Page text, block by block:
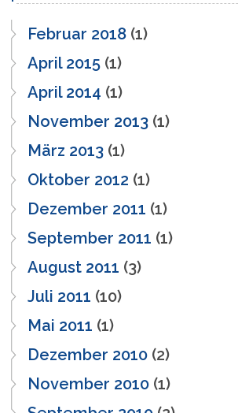
Februar 2018 (1)
April 2015 (1)
April 2014 (1)
November 2013 (1)
März 2013 (1)
Oktober 2012 (1)
Dezember 2011 (1)
September 2011 (1)
August 2011 (3)
Juli 2011 (10)
Mai 2011 (1)
Dezember 2010 (2)
November 2010 (1)